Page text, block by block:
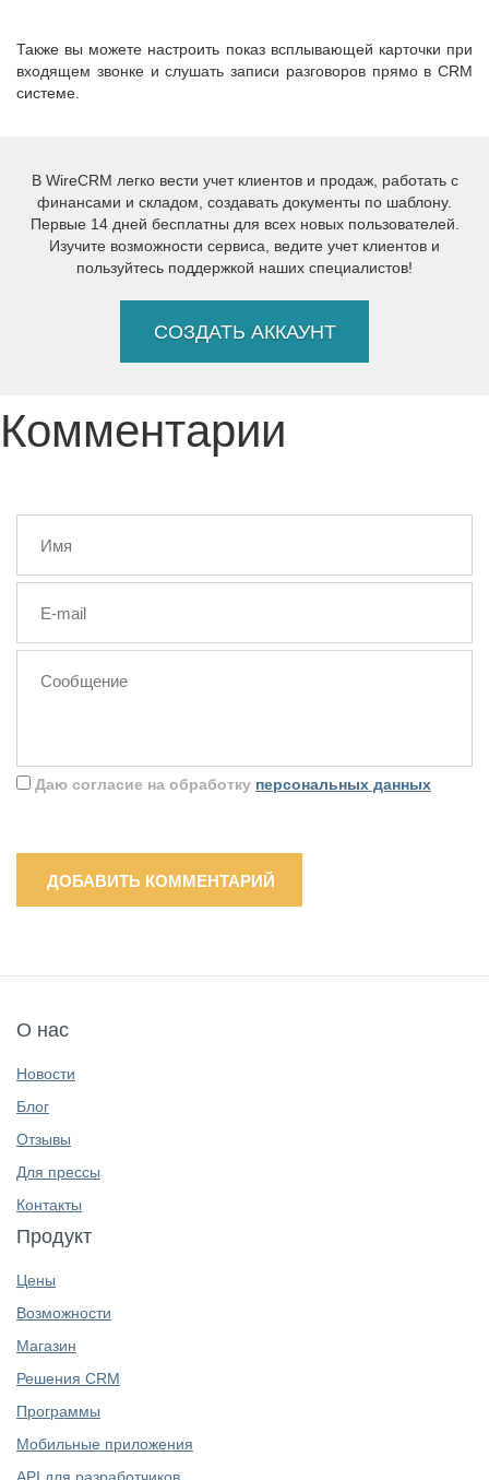
Также вы можете настроить показ всплывающей карточки при
входящем звонке и слушать записи разговоров прямо в CRM
системе.
В WireCRM легко вести учет клиентов и продаж, работать с
финансами и складом, создавать документы по шаблону.
Первые 14 дней бесплатны для всех новых пользователей.
Изучите возможности сервиса, ведите учет клиентов и
пользуйтесь поддержкой наших специалистов!
СОЗДАТЬ АККАУНТ
Комментарии
Даю согласие на обработку персональных данных
ДОБАВИТЬ КОММЕНТАРИЙ
О нас
Новости
Блог
Отзывы
Для прессы
Контакты
Продукт
Цены
Возможности
Магазин
Решения CRM
Программы
Мобильные приложения